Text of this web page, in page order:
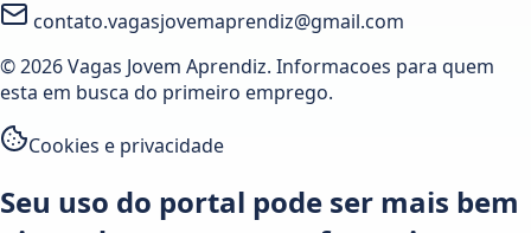
contato.vagasjovemaprendiz@gmail.com
© 2026 Vagas Jovem Aprendiz. Informacoes para quem
esta em busca do primeiro emprego.
Cookies e privacidade
Seu uso do portal pode ser mais bem